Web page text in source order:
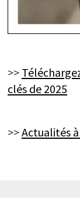
>>
clés de 2025
>>Actualités